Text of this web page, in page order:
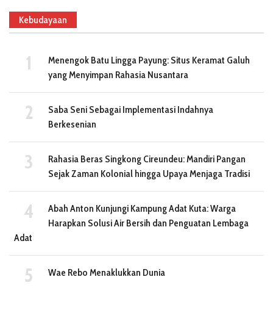
Kebudayaan
Menengok Batu Lingga Payung: Situs Keramat Galuh
yang Menyimpan Rahasia Nusantara
Saba Seni Sebagai Implementasi Indahnya
Berkesenian
Rahasia Beras Singkong Cireundeu: Mandiri Pangan
Sejak Zaman Kolonial hingga Upaya Menjaga Tradisi
Abah Anton Kunjungi Kampung Adat Kuta: Warga
Harapkan Solusi Air Bersih dan Penguatan Lembaga
Adat
Wae Rebo Menaklukkan Dunia